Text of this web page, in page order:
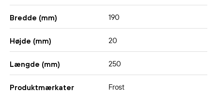
Bredde (mm) 190
Højde (mm) 20
Længde (mm) 250
Produktmærkater Frost